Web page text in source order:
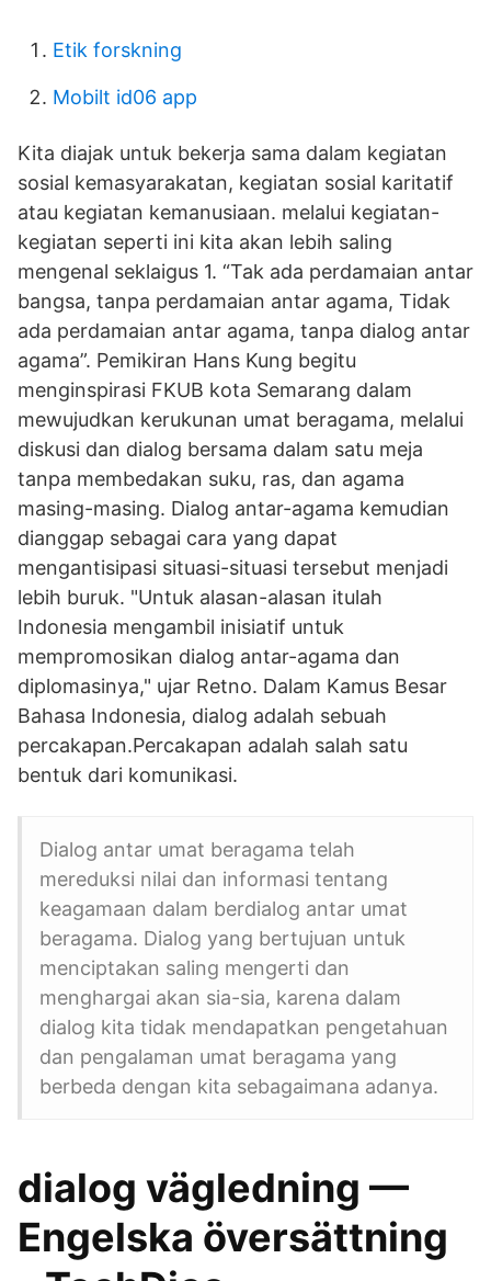
Etik forskning
Mobilt id06 app
Kita diajak untuk bekerja sama dalam kegiatan
sosial kemasyarakatan, kegiatan sosial karitatif
atau kegiatan kemanusiaan. melalui kegiatan-
kegiatan seperti ini kita akan lebih saling
mengenal seklaigus 1. “Tak ada perdamaian antar
bangsa, tanpa perdamaian antar agama, Tidak
ada perdamaian antar agama, tanpa dialog antar
agama”. Pemikiran Hans Kung begitu
menginspirasi FKUB kota Semarang dalam
mewujudkan kerukunan umat beragama, melalui
diskusi dan dialog bersama dalam satu meja
tanpa membedakan suku, ras, dan agama
masing-masing. Dialog antar-agama kemudian
dianggap sebagai cara yang dapat
mengantisipasi situasi-situasi tersebut menjadi
lebih buruk. "Untuk alasan-alasan itulah
Indonesia mengambil inisiatif untuk
mempromosikan dialog antar-agama dan
diplomasinya," ujar Retno. Dalam Kamus Besar
Bahasa Indonesia, dialog adalah sebuah
percakapan.Percakapan adalah salah satu
bentuk dari komunikasi.
Dialog antar umat beragama telah
mereduksi nilai dan informasi tentang
keagamaan dalam berdialog antar umat
beragama. Dialog yang bertujuan untuk
menciptakan saling mengerti dan
menghargai akan sia-sia, karena dalam
dialog kita tidak mendapatkan pengetahuan
dan pengalaman umat beragama yang
berbeda dengan kita sebagaimana adanya.
dialog vägledning —
Engelska översättning